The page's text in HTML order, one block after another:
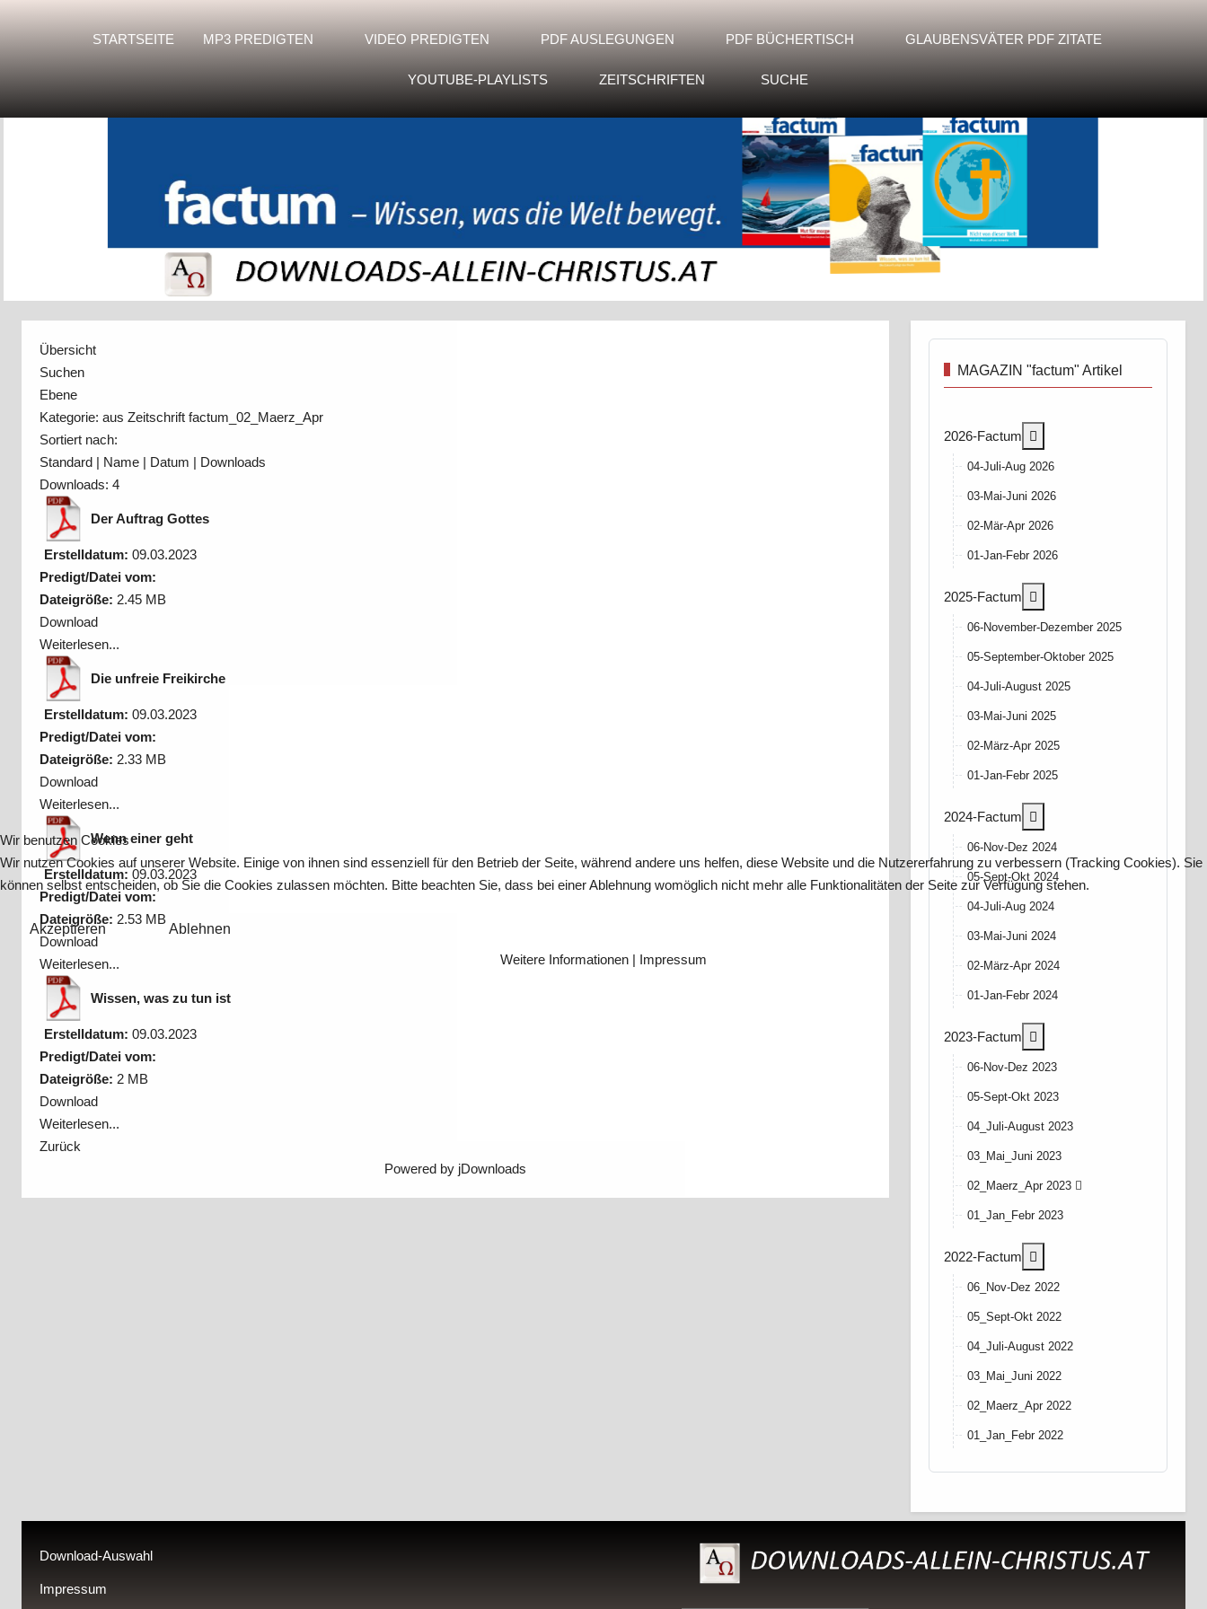
STARTSEITE MP3 PREDIGTEN VIDEO PREDIGTEN PDF AUSLEGUNGEN PDF BÜCHERTISCH GLAUBENSVÄTER PDF ZITATE
YOUTUBE-PLAYLISTS ZEITSCHRIFTEN SUCHE
Übersicht
Suchen
Ebene
Kategorie: aus Zeitschrift factum_02_Maerz_Apr
Sortiert nach:
Standard | Name | Datum | Downloads
Downloads: 4
Der Auftrag Gottes
Erstelldatum: 09.03.2023
Predigt/Datei vom:
Dateigröße: 2.45 MB
Download
Weiterlesen...
Die unfreie Freikirche
Erstelldatum: 09.03.2023
Predigt/Datei vom:
Dateigröße: 2.33 MB
Download
Weiterlesen...
Wenn einer geht
Erstelldatum: 09.03.2023
Predigt/Datei vom:
Dateigröße: 2.53 MB
Download
Weiterlesen...
Wissen, was zu tun ist
Erstelldatum: 09.03.2023
Predigt/Datei vom:
Dateigröße: 2 MB
Download
Weiterlesen...
Zurück
Powered by jDownloads
MAGAZIN "factum" Artikel
2026-Factum
04-Juli-Aug 2026
03-Mai-Juni 2026
02-Mär-Apr 2026
01-Jan-Febr 2026
2025-Factum
06-November-Dezember 2025
05-September-Oktober 2025
04-Juli-August 2025
03-Mai-Juni 2025
02-März-Apr 2025
01-Jan-Febr 2025
2024-Factum
06-Nov-Dez 2024
05-Sept-Okt 2024
04-Juli-Aug 2024
03-Mai-Juni 2024
02-März-Apr 2024
01-Jan-Febr 2024
2023-Factum
06-Nov-Dez 2023
05-Sept-Okt 2023
04_Juli-August 2023
03_Mai_Juni 2023
02_Maerz_Apr 2023
01_Jan_Febr 2023
2022-Factum
06_Nov-Dez 2022
05_Sept-Okt 2022
04_Juli-August 2022
03_Mai_Juni 2022
02_Maerz_Apr 2022
01_Jan_Febr 2022
Download-Auswahl
Impressum
Wir benutzen Cookies
Wir nutzen Cookies auf unserer Website. Einige von ihnen sind essenziell für den Betrieb der Seite, während andere uns helfen, diese Website und die Nutzererfahrung zu verbessern (Tracking Cookies). Sie
können selbst entscheiden, ob Sie die Cookies zulassen möchten. Bitte beachten Sie, dass bei einer Ablehnung womöglich nicht mehr alle Funktionalitäten der Seite zur Verfügung stehen.
Akzeptieren
Ablehnen
Weitere Informationen | Impressum